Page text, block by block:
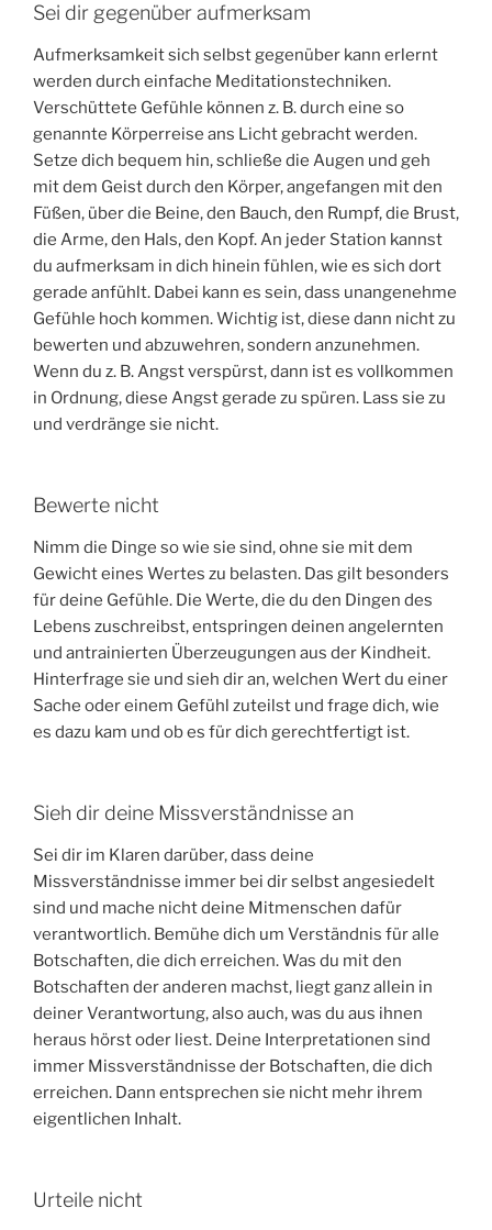
Sei dir gegenüber aufmerksam
Aufmerksamkeit sich selbst gegenüber kann erlernt
werden durch einfache Meditationstechniken.
Verschüttete Gefühle können z. B. durch eine so
genannte Körperreise ans Licht gebracht werden.
Setze dich bequem hin, schließe die Augen und geh
mit dem Geist durch den Körper, angefangen mit den
Füßen, über die Beine, den Bauch, den Rumpf, die Brust,
die Arme, den Hals, den Kopf. An jeder Station kannst
du aufmerksam in dich hinein fühlen, wie es sich dort
gerade anfühlt. Dabei kann es sein, dass unangenehme
Gefühle hoch kommen. Wichtig ist, diese dann nicht zu
bewerten und abzuwehren, sondern anzunehmen.
Wenn du z. B. Angst verspürst, dann ist es vollkommen
in Ordnung, diese Angst gerade zu spüren. Lass sie zu
und verdränge sie nicht.
Bewerte nicht
Nimm die Dinge so wie sie sind, ohne sie mit dem
Gewicht eines Wertes zu belasten. Das gilt besonders
für deine Gefühle. Die Werte, die du den Dingen des
Lebens zuschreibst, entspringen deinen angelernten
und antrainierten Überzeugungen aus der Kindheit.
Hinterfrage sie und sieh dir an, welchen Wert du einer
Sache oder einem Gefühl zuteilst und frage dich, wie
es dazu kam und ob es für dich gerechtfertigt ist.
Sieh dir deine Missverständnisse an
Sei dir im Klaren darüber, dass deine
Missverständnisse immer bei dir selbst angesiedelt
sind und mache nicht deine Mitmenschen dafür
verantwortlich. Bemühe dich um Verständnis für alle
Botschaften, die dich erreichen. Was du mit den
Botschaften der anderen machst, liegt ganz allein in
deiner Verantwortung, also auch, was du aus ihnen
heraus hörst oder liest. Deine Interpretationen sind
immer Missverständnisse der Botschaften, die dich
erreichen. Dann entsprechen sie nicht mehr ihrem
eigentlichen Inhalt.
Urteile nicht